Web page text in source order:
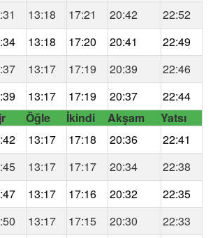
13:18 17:21 20:42
22:52
13:18 17:20 20:41
22:49
13:17 17:19 20:39
22:46
13:17 17:19 20:37
22:44
Öğle İkindi Akşam
Yatsı
13:17 17:18 20:36
22:41
13:17 17:17 20:34
22:38
13:17 17:16 20:32
22:35
13:17 17:15 20:30
22:33